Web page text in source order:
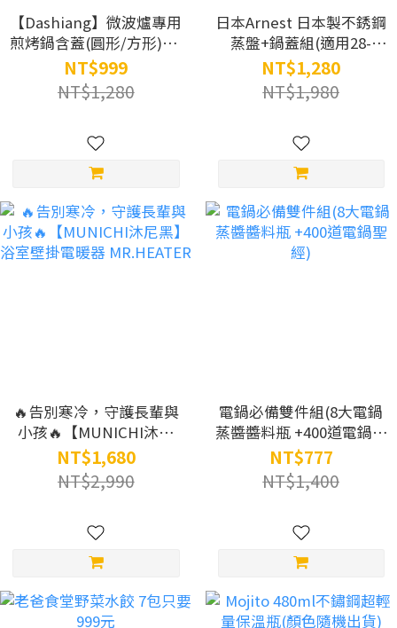
【Dashiang】微波爐專用
煎烤鍋含蓋(圓形/方形)(紅
色)
NT$999
NT$1,280
日本Arnest 日本製不銹鋼
蒸盤+鍋蓋組(適用28-
30cm鍋子)
NT$1,280
NT$1,980
🔥告別寒冷，守護長輩與
小孩🔥【MUNICHI沐尼
黑】浴室壁掛電暖器
MR.HEATER
NT$1,680
NT$2,990
電鍋必備雙件組(8大電鍋
蒸醬醬料瓶 +400道電鍋聖
經)
NT$777
NT$1,400